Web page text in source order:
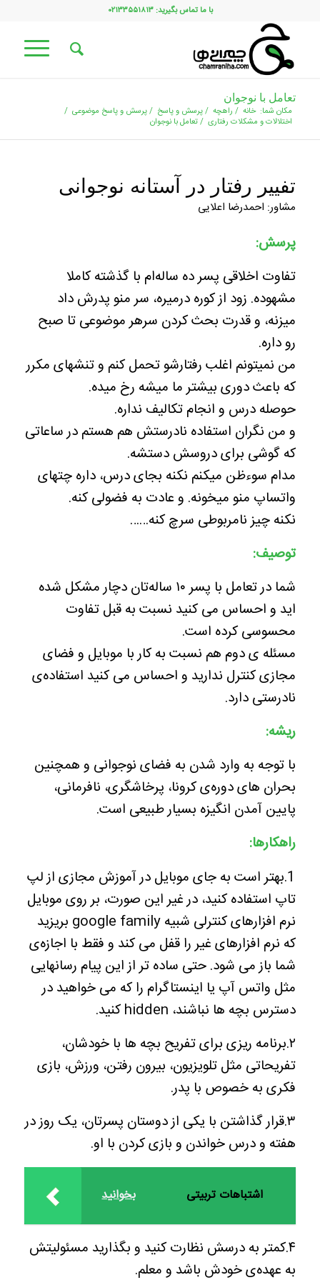
با ما تماس بگیرید: ۰۲۱۳۳۵۵۱۸۱۳
تعامل با نوجوان
مکان شما: خانه / راهچه /پرسش و پاسخ /پرسش و پاسخ موضوعی /
اختلالات و مشکلات رفتاری /تعامل با نوجوان
تفییر رفتار در آستانه نوجوانی
مشاور: احمدرضا اعلایی
پرسش:
تفاوت اخلاقی پسر ده ساله‌ام با گذشته کاملا
مشهوده. زود از کوره درمیره، سر منو پدرش داد
میزنه، و قدرت بحث کردن سرهر موضوعی تا صبح
رو داره.
من نمیتونم اغلب رفتارشو تحمل کنم و تنشهای مکرر
که باعث دوری بیشتر ما میشه رخ میده.
حوصله درس و انجام تکالیف نداره.
و من نگران استفاده نادرستش هم هستم در ساعاتی
که گوشی برای دروسش دستشه.
مدام سوءظن میکنم نکنه بجای درس، داره چتهای
واتساپ منو میخونه. و عادت به فضولی کنه.
نکنه چیز نامربوطی سرچ کنه……
توصیف:
شما در تعامل با پسر ۱۰ ساله‌تان دچار مشکل شده
اید و احساس می کنید نسبت به قبل تفاوت
محسوسی کرده است.
مسئله ی دوم هم نسبت به کار با موبایل و فضای
مجازی کنترل ندارید و احساس می کنید استفاده‌ی
نادرستی دارد.
ریشه:
با توجه به وارد شدن به فضای نوجوانی و همچنین
بحران های دوره‌ی کرونا، پرخاشگری، نافرمانی،
پایین آمدن انگیزه بسیار طبیعی است.
راهکارها:
1.بهتر است به جای موبایل در آموزش مجازی از لپ
تاپ استفاده کنید، در غیر این صورت، بر روی موبایل
نرم افزارهای کنترلی شبیه google family بریزید
که نرم افزارهای غیر را قفل می کند و فقط با اجازه‌ی
شما باز می شود. حتی ساده تر از این پیام رسانهایی
مثل واتس آپ یا اینستاگرام را که می خواهید در
دسترس بچه ها نباشند، hidden کنید.
۲.برنامه ریزی برای تفریح بچه ها با خودشان،
تفریحاتی مثل تلویزیون، بیرون رفتن، ورزش، بازی
فکری به خصوص با پدر.
۳.قرار گذاشتن با یکی از دوستان پسرتان، یک روز در
هفته و درس خواندن و بازی کردن با او.
بخوانید اشتباهات تربیتی
۴.کمتر به درسش نظارت کنید و بگذارید مسئولیتش
به عهده‌ی خودش باشد و معلم.